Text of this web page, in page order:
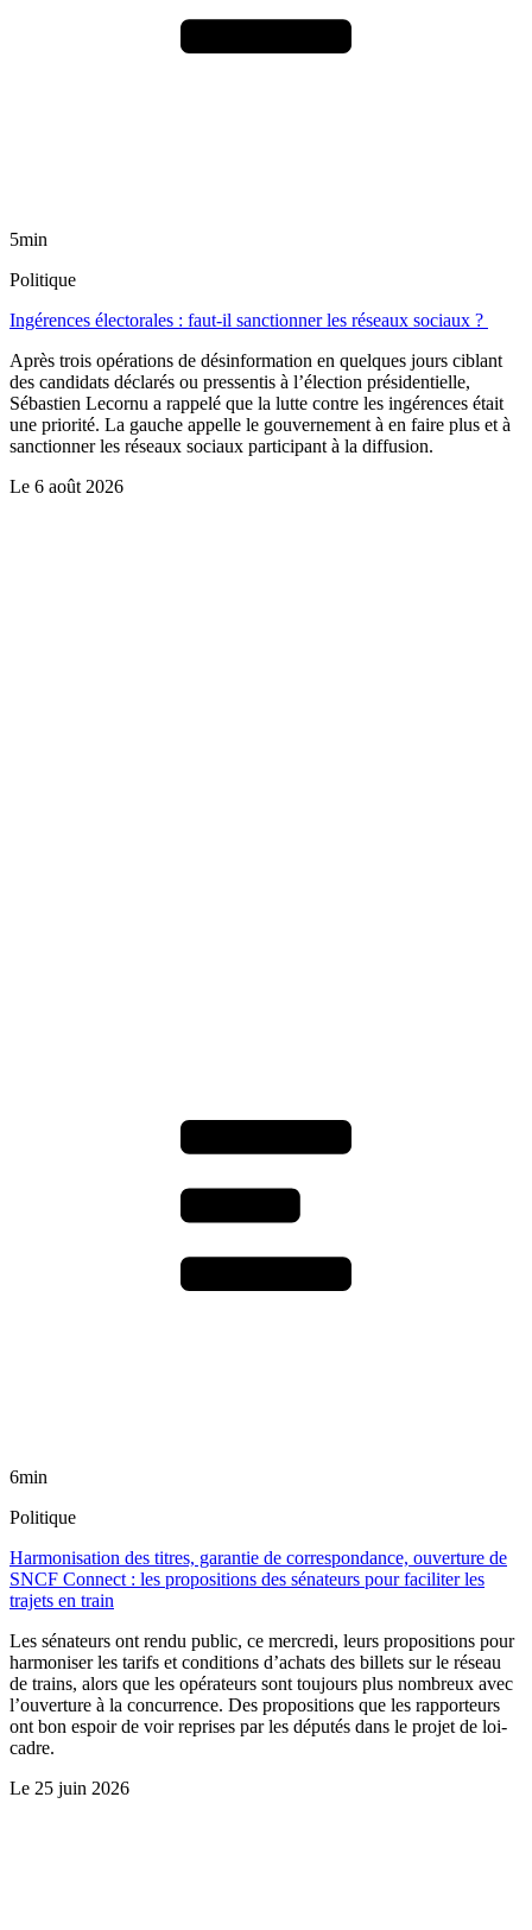
5min
Politique
Ingérences électorales : faut-il sanctionner les réseaux sociaux ?
Après trois opérations de désinformation en quelques jours ciblant
des candidats déclarés ou pressentis à l’élection présidentielle,
Sébastien Lecornu a rappelé que la lutte contre les ingérences était
une priorité. La gauche appelle le gouvernement à en faire plus et à
sanctionner les réseaux sociaux participant à la diffusion.
Le 6 août 2026
6min
Politique
Harmonisation des titres, garantie de correspondance, ouverture de
SNCF Connect : les propositions des sénateurs pour faciliter les
trajets en train
Les sénateurs ont rendu public, ce mercredi, leurs propositions pour
harmoniser les tarifs et conditions d’achats des billets sur le réseau
de trains, alors que les opérateurs sont toujours plus nombreux avec
l’ouverture à la concurrence. Des propositions que les rapporteurs
ont bon espoir de voir reprises par les députés dans le projet de loi-
cadre.
Le 25 juin 2026